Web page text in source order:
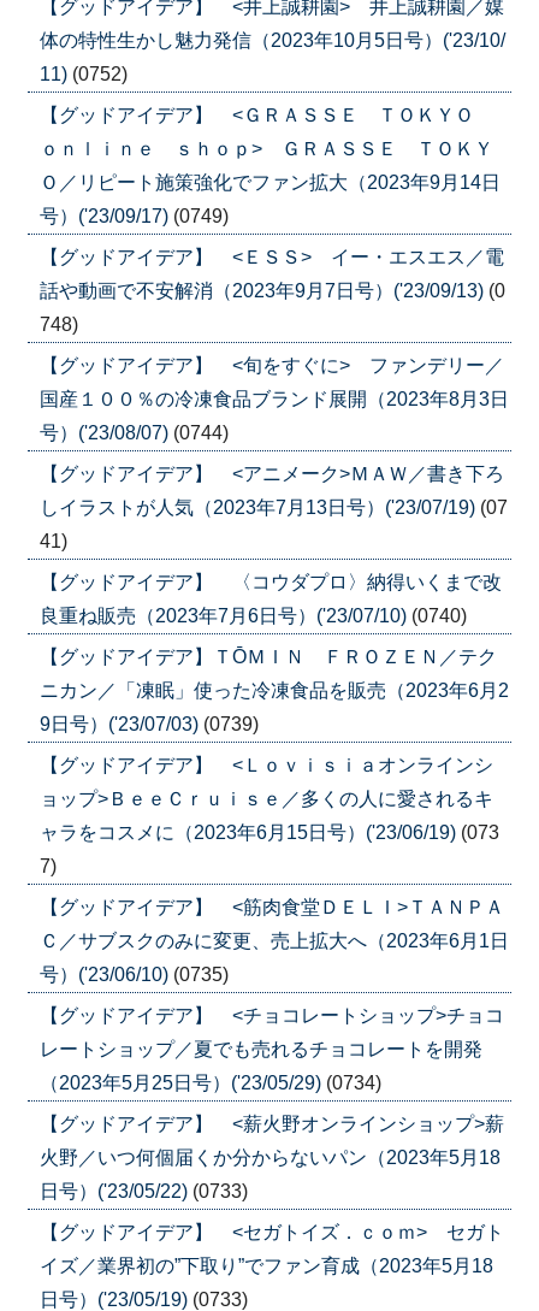
【グッドアイデア】 <井上誠耕園> 井上誠耕園／媒
体の特性生かし魅力発信（2023年10月5日号）('23/10/
11) (0752)
【グッドアイデア】 <ＧＲＡＳＳＥ ＴＯＫＹＯ
ｏｎｌｉｎｅ ｓｈｏｐ> ＧＲＡＳＳＥ ＴＯＫＹ
Ｏ／リピート施策強化でファン拡大（2023年9月14日
号）('23/09/17) (0749)
【グッドアイデア】 <ＥＳＳ> イー・エスエス／電
話や動画で不安解消（2023年9月7日号）('23/09/13) (0
748)
【グッドアイデア】 <旬をすぐに> ファンデリー／
国産１００％の冷凍食品ブランド展開（2023年8月3日
号）('23/08/07) (0744)
【グッドアイデア】 <アニメーク>ＭＡＷ／書き下ろ
しイラストが人気（2023年7月13日号）('23/07/19) (07
41)
【グッドアイデア】 〈コウダプロ〉納得いくまで改
良重ね販売（2023年7月6日号）('23/07/10) (0740)
【グッドアイデア】ＴŌＭＩＮ ＦＲＯＺＥＮ／テク
ニカン／「凍眠」使った冷凍食品を販売（2023年6月2
9日号）('23/07/03) (0739)
【グッドアイデア】 <Ｌｏｖｉｓｉａオンラインシ
ョップ>ＢｅｅＣｒｕｉｓｅ／多くの人に愛されるキ
ャラをコスメに（2023年6月15日号）('23/06/19) (073
7)
【グッドアイデア】 <筋肉食堂ＤＥＬＩ>ＴＡＮＰＡ
Ｃ／サブスクのみに変更、売上拡大へ（2023年6月1日
号）('23/06/10) (0735)
【グッドアイデア】 <チョコレートショップ>チョコ
レートショップ／夏でも売れるチョコレートを開発
（2023年5月25日号）('23/05/29) (0734)
【グッドアイデア】 <薪火野オンラインショップ>薪
火野／いつ何個届くか分からないパン（2023年5月18
日号）('23/05/22) (0733)
【グッドアイデア】 <セガトイズ．ｃｏｍ> セガト
イズ／業界初の”下取り”でファン育成（2023年5月18
日号）('23/05/19) (0733)